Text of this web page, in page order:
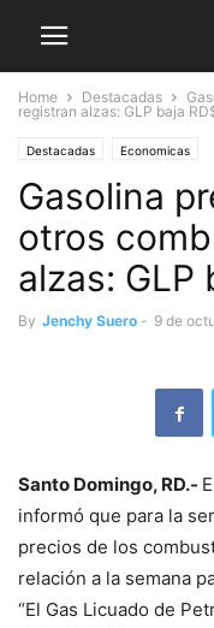
Home Destacadas
registran alzas: GLP baja
Destacadas Economicas
Gasolina
otros
alzas: GLP
By Jenchy Suero - 9 de
Santo Domingo, RD.-
informó que para la
precios de los
relación a la semana
“El Gas Licuado de